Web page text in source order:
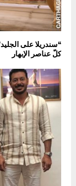
“سندريلا على
كلّ عناصر الإبهار